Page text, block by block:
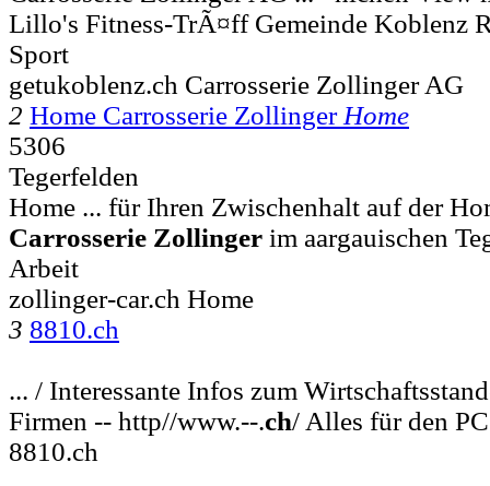
Lillo's Fitness-TrÃ¤ff Gemeinde Koblenz
Sport
getukoblenz.ch Carrosserie Zollinger AG
2 Home Carrosserie Zollinger Home
5306
Tegerfelden
Home ... für Ihren Zwischenhalt auf der
Carrosserie Zollinger im aargauischen
Arbeit
zollinger-car.ch Home
3 8810.ch
... / Interessante Infos zum
Firmen -- http//www.--.ch/ Alles für den PC
8810.ch